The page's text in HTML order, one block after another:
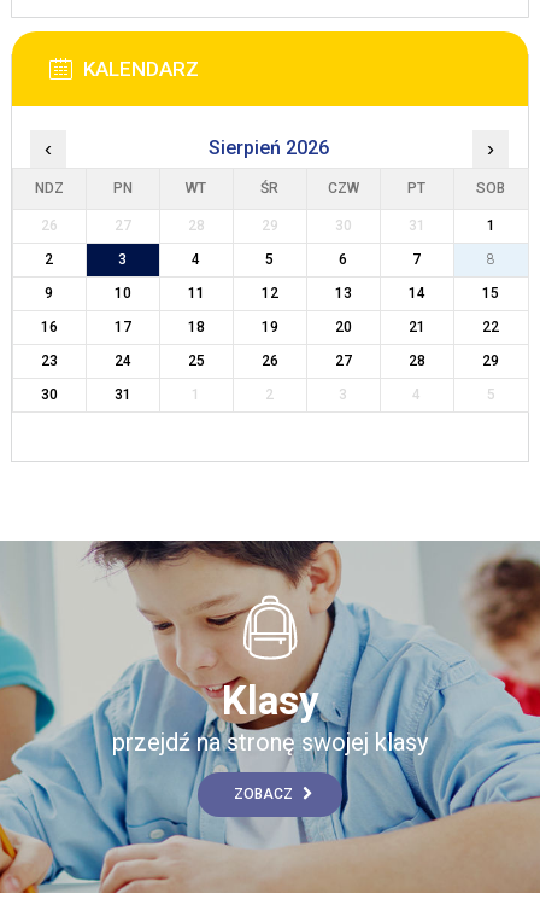
KALENDARZ
‹ Sierpień 2026 ›
NDZ PN WT ŚR CZW PT SOB
26 27 28 29 30 31
1
2
3 4 5 6 7
8
9
10 11 12 13 14
15
16
17 18 19 20 21
22
23
24 25 26 27 28
29
30
31 1 2 3 4 5
Klasy
przejdź na stronę swojej klasy
ZOBACZ